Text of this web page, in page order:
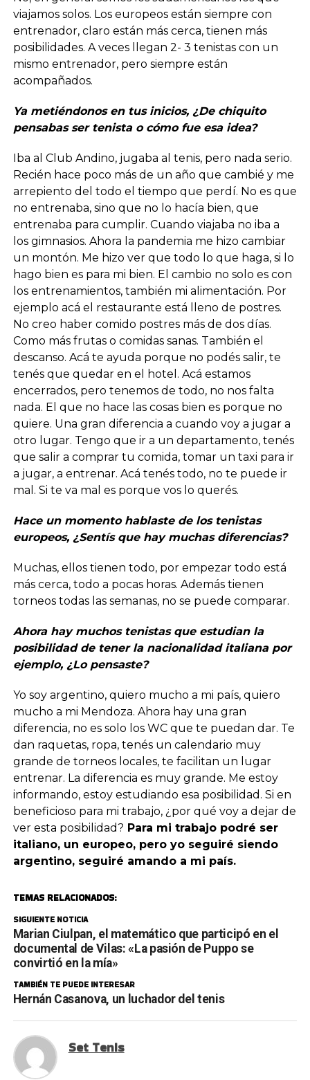
viajamos solos. Los europeos están siempre con
entrenador, claro están más cerca, tienen más
posibilidades. A veces llegan 2- 3 tenistas con un
mismo entrenador, pero siempre están
acompañados.
Ya metiéndonos en tus inicios, ¿De chiquito
pensabas ser tenista o cómo fue esa idea?
Iba al Club Andino, jugaba al tenis, pero nada serio.
Recién hace poco más de un año que cambié y me
arrepiento del todo el tiempo que perdí. No es que
no entrenaba, sino que no lo hacía bien, que
entrenaba para cumplir. Cuando viajaba no iba a
los gimnasios. Ahora la pandemia me hizo cambiar
un montón. Me hizo ver que todo lo que haga, si lo
hago bien es para mi bien. El cambio no solo es con
los entrenamientos, también mi alimentación. Por
ejemplo acá el restaurante está lleno de postres.
No creo haber comido postres más de dos días.
Como más frutas o comidas sanas. También el
descanso. Acá te ayuda porque no podés salir, te
tenés que quedar en el hotel. Acá estamos
encerrados, pero tenemos de todo, no nos falta
nada. El que no hace las cosas bien es porque no
quiere. Una gran diferencia a cuando voy a jugar a
otro lugar. Tengo que ir a un departamento, tenés
que salir a comprar tu comida, tomar un taxi para ir
a jugar, a entrenar. Acá tenés todo, no te puede ir
mal. Si te va mal es porque vos lo querés.
Hace un momento hablaste de los tenistas
europeos, ¿Sentís que hay muchas diferencias?
Muchas, ellos tienen todo, por empezar todo está
más cerca, todo a pocas horas. Además tienen
torneos todas las semanas, no se puede comparar.
Ahora hay muchos tenistas que estudian la
posibilidad de tener la nacionalidad italiana por
ejemplo, ¿Lo pensaste?
Yo soy argentino, quiero mucho a mi país, quiero
mucho a mi Mendoza. Ahora hay una gran
diferencia, no es solo los WC que te puedan dar. Te
dan raquetas, ropa, tenés un calendario muy
grande de torneos locales, te facilitan un lugar
entrenar. La diferencia es muy grande. Me estoy
informando, estoy estudiando esa posibilidad. Si en
beneficioso para mi trabajo, ¿por qué voy a dejar de
ver esta posibilidad? Para mi trabajo podré ser
italiano, un europeo, pero yo seguiré siendo
argentino, seguiré amando a mi país.
TEMAS RELACIONADOS:
SIGUIENTE NOTICIA
Marian Ciulpan, el matemático que participó en el
documental de Vilas: «La pasión de Puppo se
convirtió en la mía»
TAMBIÉN TE PUEDE INTERESAR
Hernán Casanova, un luchador del tenis
Set Tenis